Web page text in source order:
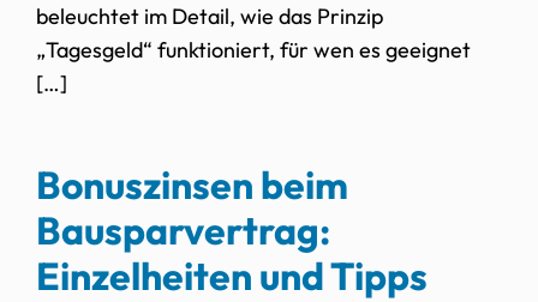
beleuchtet im Detail, wie das Prinzip
„Tagesgeld“ funktioniert, für wen es geeignet
[…]
Bonuszinsen beim
Bausparvertrag:
Einzelheiten und Tipps